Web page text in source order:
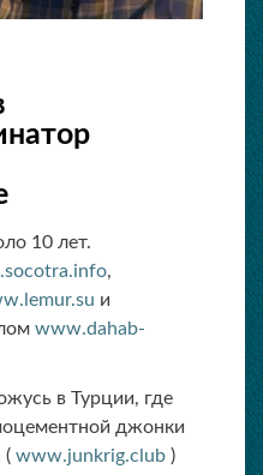
10 лет.
,
и
www.dahab-
в Турции, где
джонки
( www.junkrig.club )